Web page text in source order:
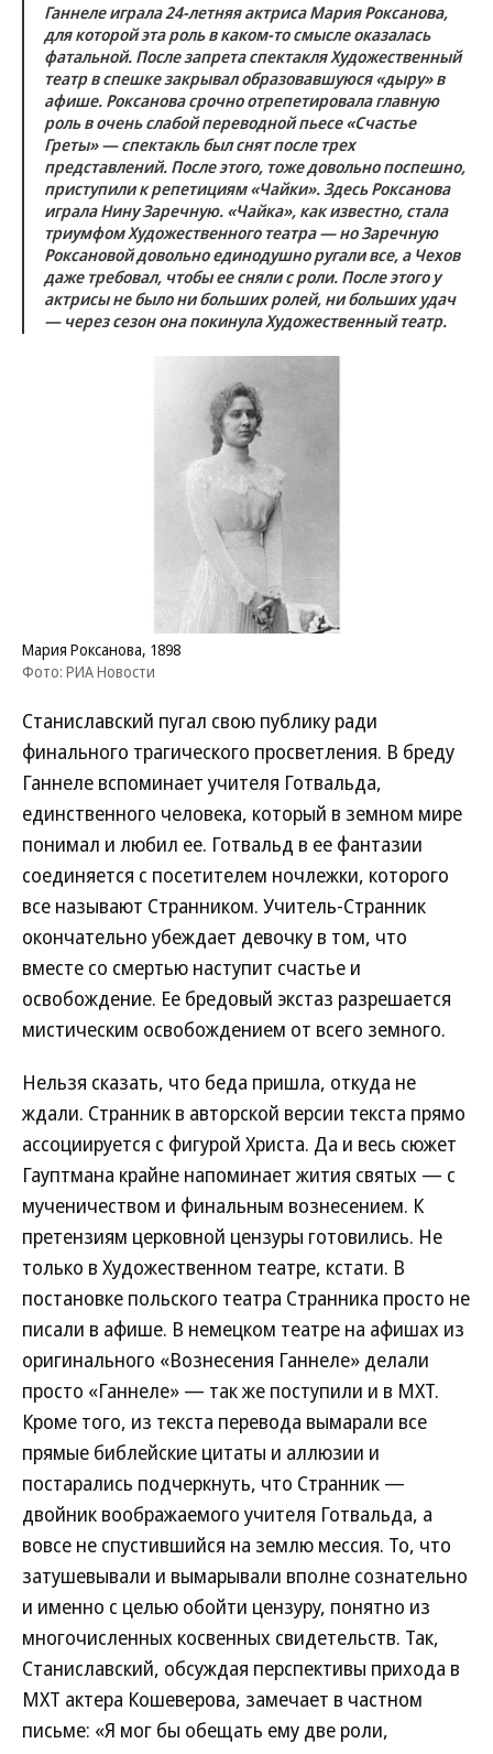
Ганнеле играла 24-летняя актриса Мария Роксанова,
для которой эта роль в каком-то смысле оказалась
фатальной. После запрета спектакля Художественный
театр в спешке закрывал образовавшуюся «дыру» в
афише. Роксанова срочно отрепетировала главную
роль в очень слабой переводной пьесе «Счастье
Греты» — спектакль был снят после трех
представлений. После этого, тоже довольно поспешно,
приступили к репетициям «Чайки». Здесь Роксанова
играла Нину Заречную. «Чайка», как известно, стала
триумфом Художественного театра — но Заречную
Роксановой довольно единодушно ругали все, а Чехов
даже требовал, чтобы ее сняли с роли. После этого у
актрисы не было ни больших ролей, ни больших удач
— через сезон она покинула Художественный театр.
Мария Роксанова, 1898
Фото: РИА Новости
Станиславский пугал свою публику ради
финального трагического просветления. В бреду
Ганнеле вспоминает учителя Готвальда,
единственного человека, который в земном мире
понимал и любил ее. Готвальд в ее фантазии
соединяется с посетителем ночлежки, которого
все называют Странником. Учитель-Странник
окончательно убеждает девочку в том, что
вместе со смертью наступит счастье и
освобождение. Ее бредовый экстаз разрешается
мистическим освобождением от всего земного.
Нельзя сказать, что беда пришла, откуда не
ждали. Странник в авторской версии текста прямо
ассоциируется с фигурой Христа. Да и весь сюжет
Гауптмана крайне напоминает жития святых — с
мученичеством и финальным вознесением. К
претензиям церковной цензуры готовились. Не
только в Художественном театре, кстати. В
постановке польского театра Странника просто не
писали в афише. В немецком театре на афишах из
оригинального «Вознесения Ганнеле» делали
просто «Ганнеле» — так же поступили и в МХТ.
Кроме того, из текста перевода вымарали все
прямые библейские цитаты и аллюзии и
постарались подчеркнуть, что Странник —
двойник воображаемого учителя Готвальда, а
вовсе не спустившийся на землю мессия. То, что
затушевывали и вымарывали вполне сознательно
и именно с целью обойти цензуру, понятно из
многочисленных косвенных свидетельств. Так,
Станиславский, обсуждая перспективы прихода в
МХТ актера Кошеверова, замечает в частном
письме: «Я мог бы обещать ему две роли,